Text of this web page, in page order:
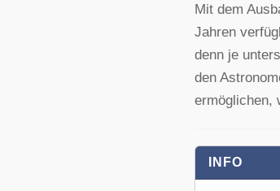
Mit dem
Jahren
denn je
den
ermöglichen,
INFO